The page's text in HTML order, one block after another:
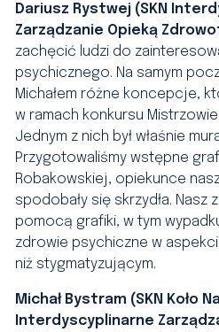
Dariusz Rystwej (SKN
Zarządzanie Opieką
zachęcić ludzi do
psychicznego. Na samym
Michałem różne koncepcje,
w ramach konkursu
Jednym z nich był właśnie
Przygotowaliśmy wstępne
Robakowskiej, opiekunce
spodobały się skrzydła. Nasz
pomocą grafiki, w tym
zdrowie psychiczne w
niż stygmatyzującym.
Michał Bystram (SKN Koło
Interdyscyplinarne